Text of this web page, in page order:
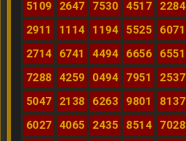
5109 2647 7530 4517 2284
2911
1114 1194 5525 6071
2714
6741 4494 6656 6551
7288
4259 0494 7951 2537
5047
2138 6263 9801 8137
6027
4065 2435 8514 7028